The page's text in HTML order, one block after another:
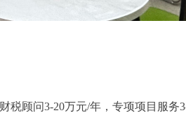
税顾问3-20万元/年，专项项目服